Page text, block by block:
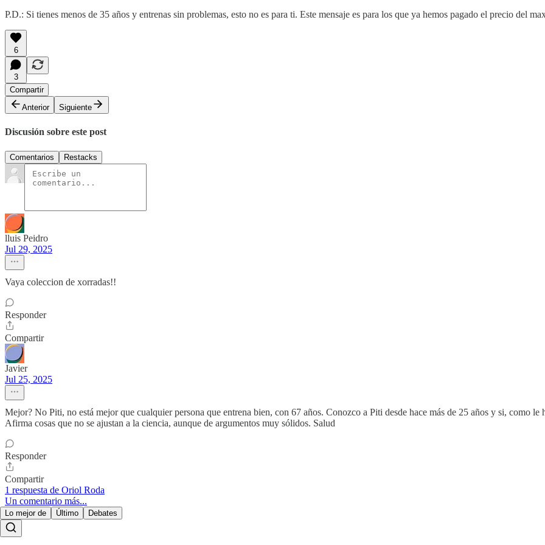
P.D.: Si tienes menos de 35 años y entrenas sin problemas, esto no es para ti. Este mensaje es para los que ya hemos pagado el precio del
6
3
Compartir
Anterior
Siguiente
Discusión sobre este post
Comentarios Restacks
lluis Peidro
Jul 29, 2025
Vaya coleccion de xorradas!!
Responder
Compartir
Javier
Jul 25, 2025
Mejor? No Piti, no está mejor que cualquier persona que entrena bien, con 67 años. Conozco a Piti desde hace más de 25 años y si, como
Afirma cosas que no se ajustan a la ciencia, aunque de argumentos muy sólidos. Salud
Responder
Compartir
1 respuesta de Oriol Roda
Un comentario más...
Lo mejor de Último Debates